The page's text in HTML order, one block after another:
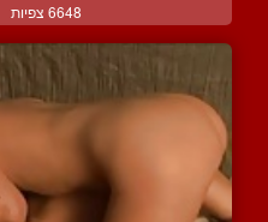
6648 צפיות